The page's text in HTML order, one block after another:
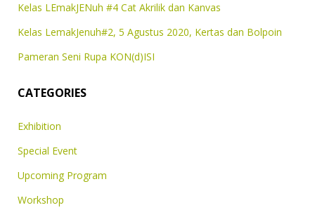
Kelas LEmakJENuh #4 Cat Akrilik dan Kanvas
Kelas LemakJenuh#2, 5 Agustus 2020, Kertas dan Bolpoin
Pameran Seni Rupa KON(d)ISI
CATEGORIES
Exhibition
Special Event
Upcoming Program
Workshop